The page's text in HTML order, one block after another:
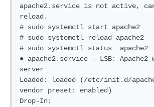
apache2.service is not active,
reload.
# sudo systemctl start apache2
# sudo systemctl reload apache2
# sudo systemctl status  apache2
● apache2.service - LSB: Apache2
server
Loaded: loaded (/etc/init.d/
vendor preset: enabled)
Drop-In: